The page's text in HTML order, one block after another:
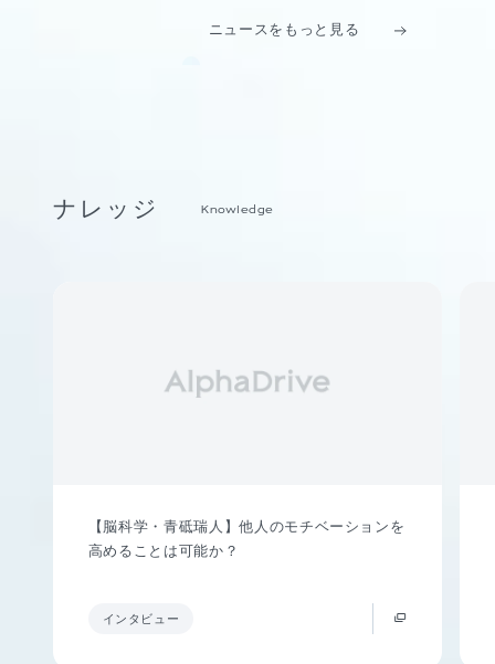
ニュースをもっと見る
ナレッジ Knowledge
【脳科学・青砥瑞人】他人のモチベーションを
高めることは可能か？
インタビュー